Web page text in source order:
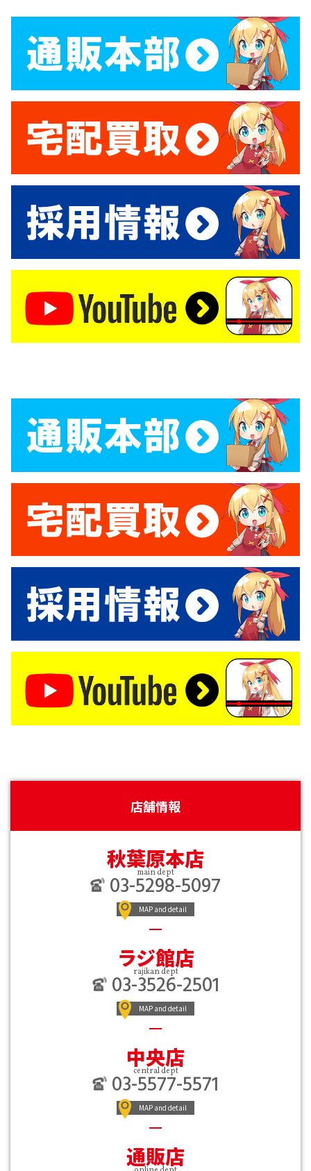
店舗情報
秋葉原本店
main dept
03-5298-5097
MAP and detail
ラジ館店
rajikan dept
03-3526-2501
MAP and detail
中央店
central dept
03-5577-5571
MAP and detail
通販店